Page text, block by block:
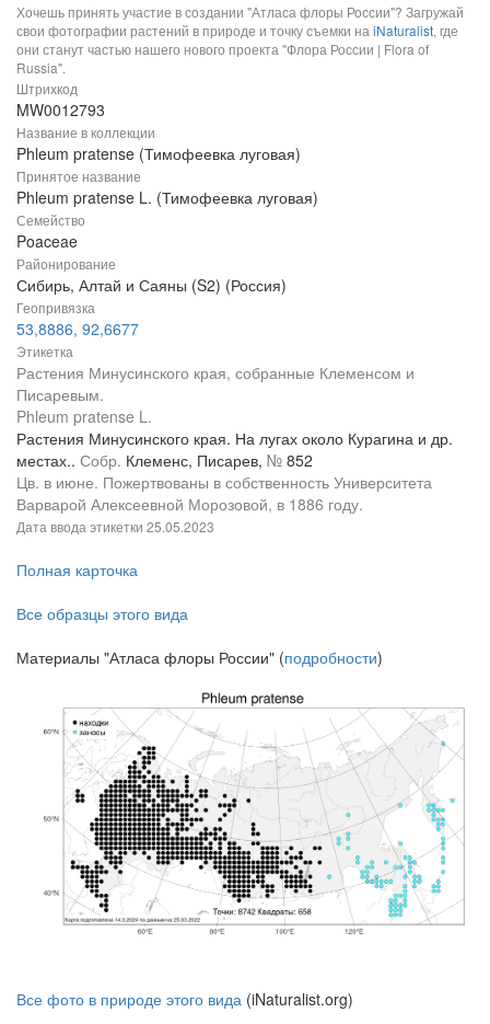
Хочешь принять участие в создании "Атласа флоры России"? Загружай
свои фотографии растений в природе и точку съемки на iNaturalist, где
они станут частью нашего нового проекта "Флора России | Flora of
Russia".
Штрихкод
MW0012793
Название в коллекции
Phleum pratense (Тимофеевка луговая)
Принятое название
Phleum pratense L. (Тимофеевка луговая)
Семейство
Poaceae
Районирование
Сибирь, Алтай и Саяны (S2) (Россия)
Геопривязка
53,8886, 92,6677
Этикетка
Растения Минусинского края, собранные Клеменсом и
Писаревым.
Phleum pratense L.
Растения Минусинского края. На лугах около Курагина и др.
местах.. Собр. Клеменс, Писарев, № 852
Цв. в июне. Пожертвованы в собственность Университета
Варварой Алексеевной Морозовой, в 1886 году.
Дата ввода этикетки 25.05.2023
Полная карточка
Все образцы этого вида
Материалы "Атласа флоры России" (подробности)
Все фото в природе этого вида (iNaturalist.org)